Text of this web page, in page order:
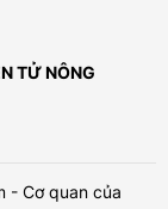
TỬ NÔNG
- Cơ quan của